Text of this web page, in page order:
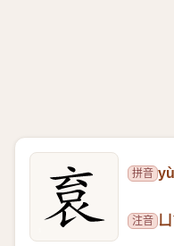
拼音 yù
注音 ㄩ